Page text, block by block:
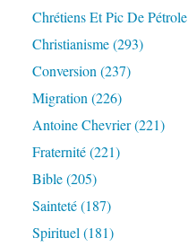
Chrétiens Et Pic De Pétrole
Christianisme(293)
Conversion (237)
Migration (226)
Antoine Chevrier(221)
Fraternité(221)
Bible(205)
Sainteté(187)
Spirituel (181)